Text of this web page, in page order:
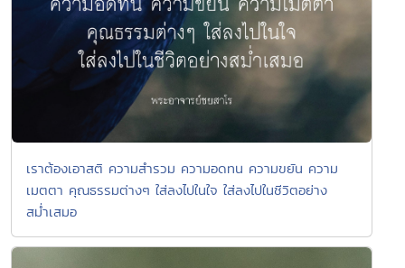
เราต้องเอาสติ ความสำรวม ความอดทน ความขยัน ความ
เมตตา คุณธรรมต่างๆ ใส่ลงไปในใจ ใส่ลงไปในชีวิตอย่าง
สม่ำเสมอ